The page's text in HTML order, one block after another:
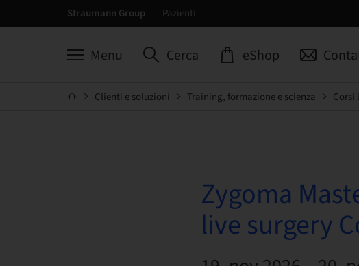
Straumann Group Pazienti
Menu Cerca eShop
Clienti e soluzioni Training, formazione e scienza Corsi
Zygoma
live surgery